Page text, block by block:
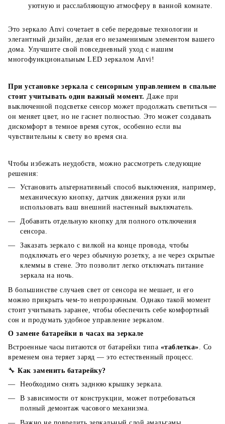
уютную и расслабляющую атмосферу в ванной комнате.
Это зеркало Anvi сочетает в себе передовые технологии и
элегантный дизайн, делая его незаменимым элементом вашего
дома. Улучшите свой повседневный уход с нашим
многофункциональным LED зеркалом Anvi!
При установке зеркала с сенсорным управлением в спальне
стоит учитывать один важный момент. Даже при
выключенной подсветке сенсор может продолжать светиться —
он меняет цвет, но не гаснет полностью. Это может создавать
дискомфорт в темное время суток, особенно если вы
чувствительны к свету во время сна.
Чтобы избежать неудобств, можно рассмотреть следующие
решения:
Установить альтернативный способ выключения, например,
механическую кнопку, датчик движения руки или
использовать ваш внешний настенный выключатель.
Добавить отдельную кнопку для полного отключения
сенсора.
Заказать зеркало с вилкой на конце провода, чтобы
подключать его через обычную розетку, а не через скрытые
клеммы в стене. Это позволит легко отключать питание
зеркала на ночь.
В большинстве случаев свет от сенсора не мешает, и его
можно прикрыть чем-то непрозрачным. Однако такой момент
стоит учитывать заранее, чтобы обеспечить себе комфортный
сон и продумать удобное управление зеркалом.
О замене батарейки в часах на зеркале
Встроенные часы питаются от батарейки типа «таблетка» . Со
временем она теряет заряд — это естественный процесс.
🔧 Как заменить батарейку?
Необходимо снять заднюю крышку зеркала.
В зависимости от конструкции, может потребоваться
полный демонтаж часового механизма.